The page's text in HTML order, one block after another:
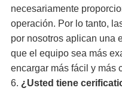
necesariamente
operación. Por lo tanto,
por nosotros aplican una
que el equipo sea más
encargar más fácil y más
6. ¿Usted tiene